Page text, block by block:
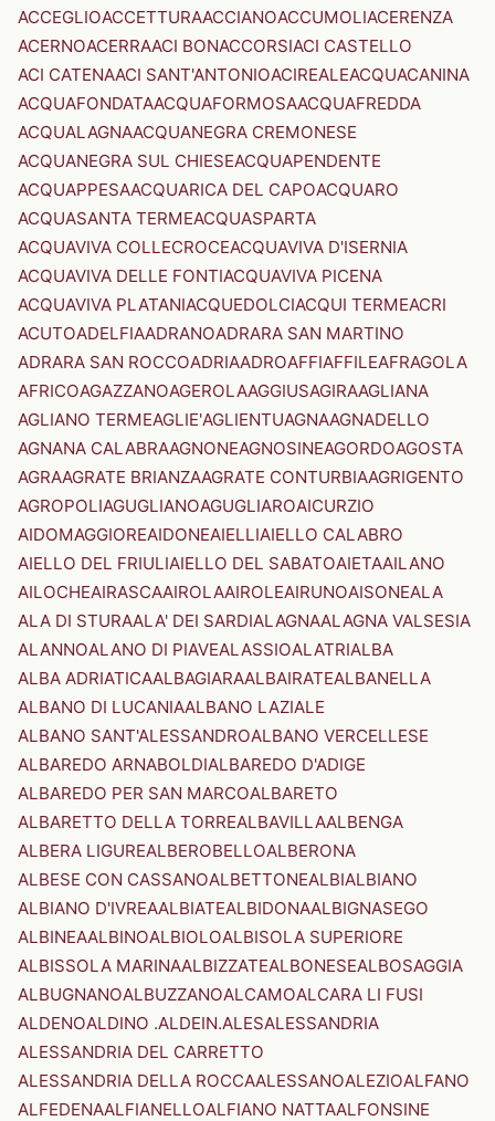
ACCEGLIOACCETTURAACCIANOACCUMOLIACERENZA
ACERNOACERRAACI BONACCORSIACI CASTELLO
ACI CATENAACI SANT'ANTONIOACIREALEACQUACANINA
ACQUAFONDATAACQUAFORMOSAACQUAFREDDA
ACQUALAGNAACQUANEGRA CREMONESE
ACQUANEGRA SUL CHIESEACQUAPENDENTE
ACQUAPPESAACQUARICA DEL CAPOACQUARO
ACQUASANTA TERMEACQUASPARTA
ACQUAVIVA COLLECROCEACQUAVIVA D'ISERNIA
ACQUAVIVA DELLE FONTIACQUAVIVA PICENA
ACQUAVIVA PLATANIACQUEDOLCIACQUI TERMEACRI
ACUTOADELFIAADRANOADRARA SAN MARTINO
ADRARA SAN ROCCOADRIAADROAFFIAFFILEAFRAGOLA
AFRICOAGAZZANOAGEROLAAGGIUSAGIRAAGLIANA
AGLIANO TERMEAGLIE'AGLIENTUAGNAAGNADELLO
AGNANA CALABRAAGNONEAGNOSINEAGORDOAGOSTA
AGRAAGRATE BRIANZAAGRATE CONTURBIAAGRIGENTO
AGROPOLIAGUGLIANOAGUGLIAROAICURZIO
AIDOMAGGIOREAIDONEAIELLIAIELLO CALABRO
AIELLO DEL FRIULIAIELLO DEL SABATOAIETAAILANO
AILOCHEAIRASCAAIROLAAIROLEAIRUNOAISONEALA
ALA DI STURAALA' DEI SARDIALAGNAALAGNA VALSESIA
ALANNOALANO DI PIAVEALASSIOALATRIALBA
ALBA ADRIATICAALBAGIARAALBAIRATEALBANELLA
ALBANO DI LUCANIAALBANO LAZIALE
ALBANO SANT'ALESSANDROALBANO VERCELLESE
ALBAREDO ARNABOLDIALBAREDO D'ADIGE
ALBAREDO PER SAN MARCOALBARETO
ALBARETTO DELLA TORREALBAVILLAALBENGA
ALBERA LIGUREALBEROBELLOALBERONA
ALBESE CON CASSANOALBETTONEALBIALBIANO
ALBIANO D'IVREAALBIATEALBIDONAALBIGNASEGO
ALBINEAALBINOALBIOLOALBISOLA SUPERIORE
ALBISSOLA MARINAALBIZZATEALBONESEALBOSAGGIA
ALBUGNANOALBUZZANOALCAMOALCARA LI FUSI
ALDENOALDINO .ALDEIN.ALESALESSANDRIA
ALESSANDRIA DEL CARRETTO
ALESSANDRIA DELLA ROCCAALESSANOALEZIOALFANO
ALFEDENAALFIANELLOALFIANO NATTAALFONSINE